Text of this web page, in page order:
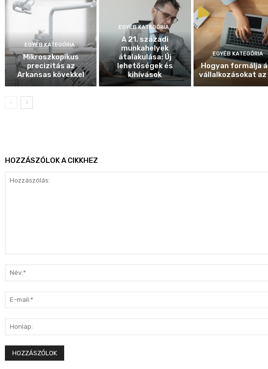
EGYÉB KATEGÓRIA
Mikroszkopikus
precizitás az
Arkansas kövekkel
EGYÉB KATEGÓRIA
A 21. századi
munkahelyek
átalakulása: Új
lehetőségek és
kihívások
EGYÉB KATEGÓRIA
Hogyan formálja
vállalkozásokat az
HOZZÁSZÓLOK A CIKKHEZ